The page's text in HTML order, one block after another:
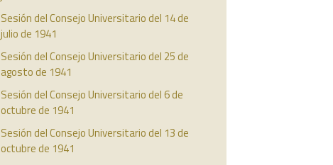
Sesión del Consejo Universitario del 14 de
julio de 1941
Sesión del Consejo Universitario del 25 de
agosto de 1941
Sesión del Consejo Universitario del 6 de
octubre de 1941
Sesión del Consejo Universitario del 13 de
octubre de 1941